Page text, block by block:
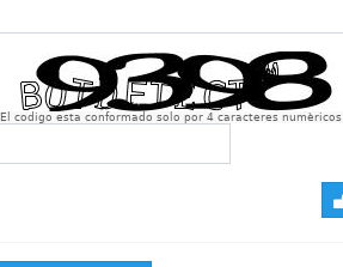
El codigo esta conformado solo por 4 caracteres numèricos